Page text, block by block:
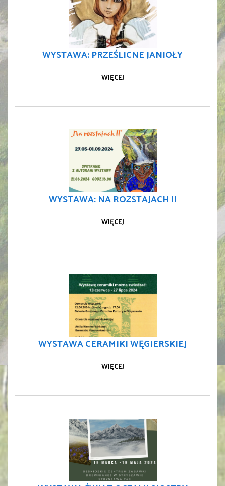
WYSTAWA: PRZEŚLICNE JANIOŁY
WIĘCEJ
WYSTAWA: NA ROZSTAJACH II
WIĘCEJ
WYSTAWA CERAMIKI WĘGIERSKIEJ
WIĘCEJ